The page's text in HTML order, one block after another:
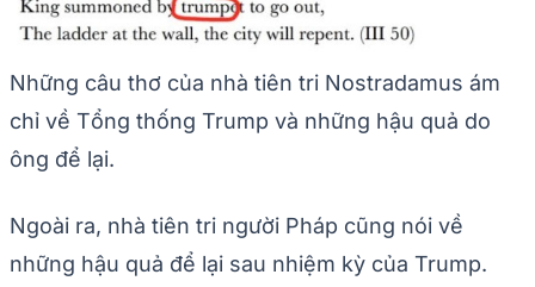
Những câu thơ của nhà tiên tri Nostradamus ám
chỉ về Tổng thống Trump và những hậu quả do
ông để lại.
Ngoài ra, nhà tiên tri người Pháp cũng nói về
những hậu quả để lại sau nhiệm kỳ của Trump.